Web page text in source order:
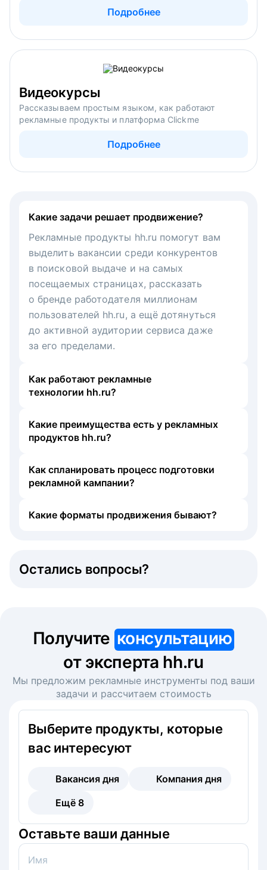
Подробнее
Видеокурсы
Рассказываем простым языком, как работают
рекламные продукты и платформа Clickme
Подробнее
Какие задачи решает продвижение?
Рекламные продукты hh.ru помогут вам
выделить вакансии среди конкурентов
в поисковой выдаче и на самых
посещаемых страницах, рассказать
о бренде работодателя миллионам
пользователей hh.ru, а ещё дотянуться
до активной аудитории сервиса даже
за его пределами.
Как работают рекламные
технологии hh.ru?
Какие преимущества есть у рекламных
продуктов hh.ru?
Как спланировать процесс подготовки
рекламной кампании?
Какие форматы продвижения бывают?
Остались вопросы?
Получите консультацию
от эксперта hh.ru
Мы предложим рекламные инструменты под ваши
задачи и рассчитаем стоимость
Выберите продукты, которые
вас интересуют
Вакансия дня
Компания дня
Ещё 8
Оставьте ваши данные
Имя